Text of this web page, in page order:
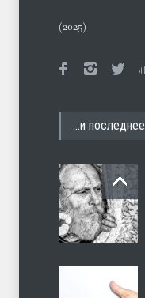
(2025)
…и последнее